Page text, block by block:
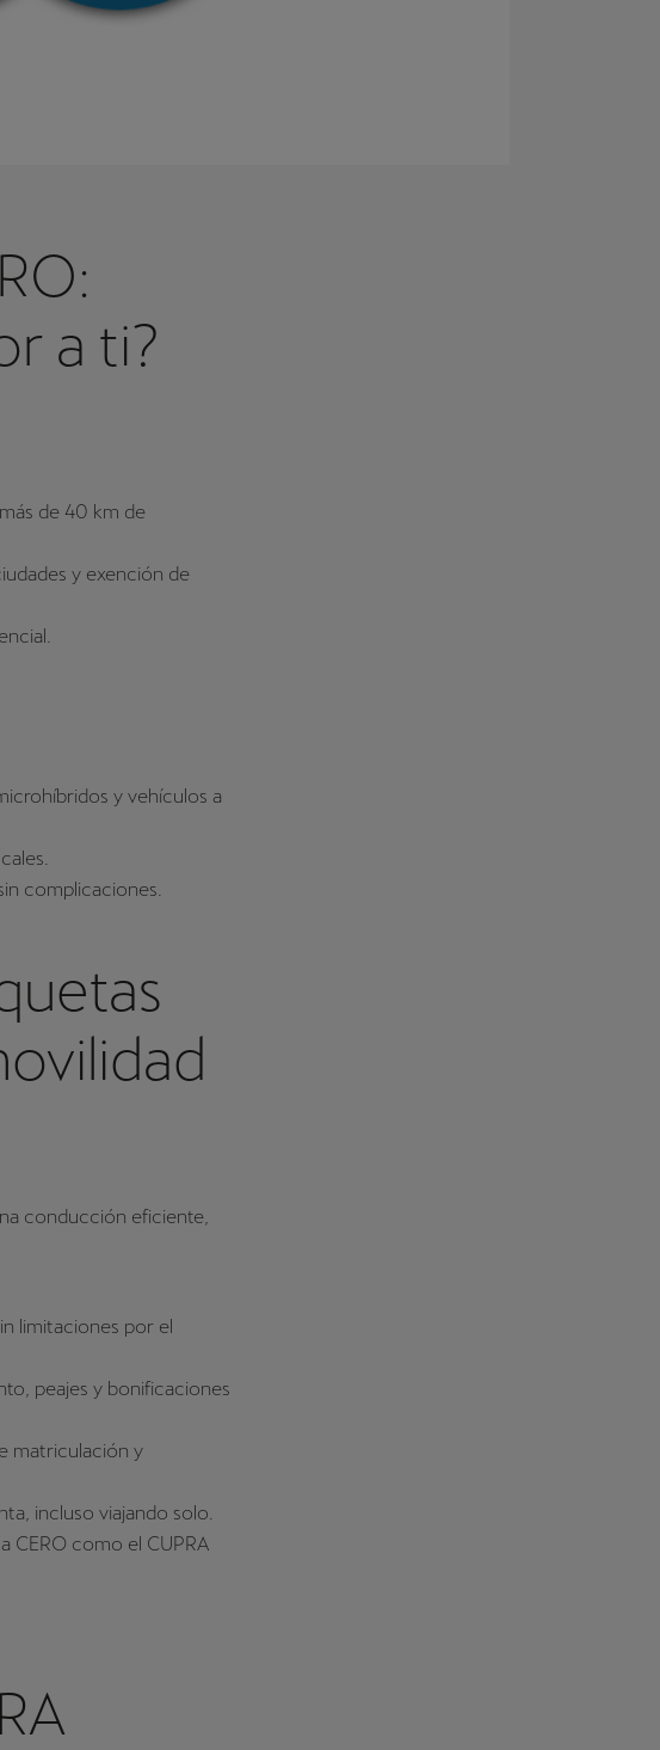
a ti?
de 40 km de
y exención de
y vehículos a
complicaciones.
conducción eficiente,
limitaciones por el
peajes y bonificaciones
matriculación y
incluso viajando solo.
CERO como el CUPRA